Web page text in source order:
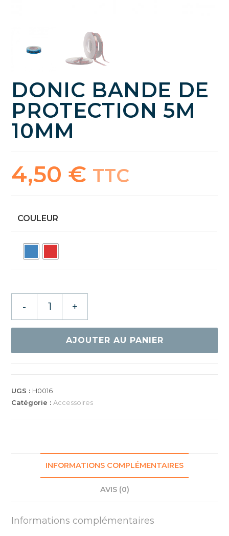
DONIC BANDE DE
PROTECTION 5M
10MM
4,50 € TTC
COULEUR
10MM
- +
AJOUTER AU PANIER
UGS : H0016
Catégorie : Accessoires
INFORMATIONS COMPLÉMENTAIRES
AVIS (0)
Informations complémentaires